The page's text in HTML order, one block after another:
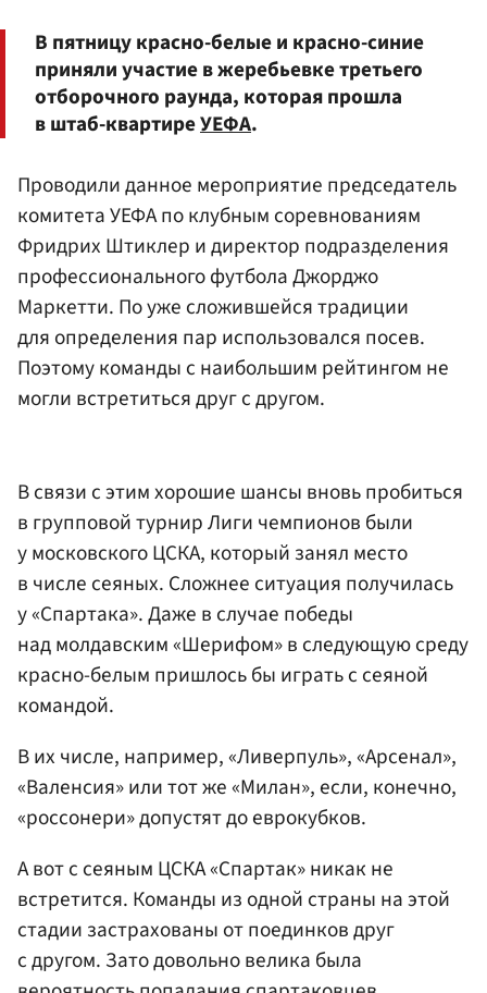
В пятницу красно-белые и красно-синие
приняли участие в жеребьевке третьего
отборочного раунда, которая прошла
в штаб-квартиреУЕФА.
Проводили данное мероприятие председатель
комитета УЕФА по клубным соревнованиям
Фридрих Штиклер и директор подразделения
профессионального футбола Джорджо
Маркетти. По уже сложившейся традиции
для определения пар использовался посев.
Поэтому команды с наибольшим рейтингом не
могли встретиться друг с другом.
В связи с этим хорошие шансы вновь пробиться
в групповой турнир Лиги чемпионов были
у московского ЦСКА, который занял место
в числе сеяных. Сложнее ситуация получилась
у «Спартака». Даже в случае победы
над молдавским «Шерифом» в следующую среду
красно-белым пришлось бы играть с сеяной
командой.
В их числе, например, «Ливерпуль», «Арсенал»,
«Валенсия» или тот же «Милан», если, конечно,
«россонери» допустят до еврокубков.
А вот с сеяным ЦСКА «Спартак» никак не
встретится. Команды из одной страны на этой
стадии застрахованы от поединков друг
с другом. Зато довольно велика была